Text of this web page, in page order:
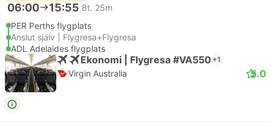
06:00 15:55 8t. 25m
PER Perths flygplats
Anslut själv | Flygresa+Flygresa
ADL Adelaides flygplats
Ekonomi | Flygresa #VA550 +1
Virgin Australia 5.0